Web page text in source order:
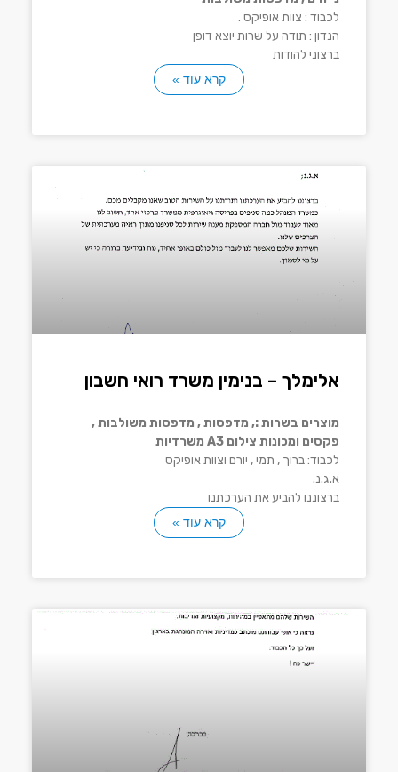
לכבוד : צוות אופיקס .
הנדון : תודה על שרות יוצא דופן
ברצוני להודות
קרא עוד »
אלימלך – בנימין משרד רואי חשבון
מוצרים בשרות :, מדפסות , מדפסות משולבות ,
פקסים ומכונות צילום A3 משרדיות
לכבוד: ברוך , תמי , יורם וצוות אופיקס
א.ג.נ.
ברצוננו להביע את הערכתנו
קרא עוד »